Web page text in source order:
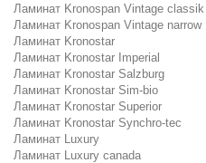
Ламинат Kronospan Vintage classik
Ламинат Kronospan Vintage narrow
Ламинат Kronostar
Ламинат Kronostar Imperial
Ламинат Kronostar Salzburg
Ламинат Kronostar Sim-bio
Ламинат Kronostar Superior
Ламинат Kronostar Synchro-tec
Ламинат Luxury
Ламинат Luxury canada